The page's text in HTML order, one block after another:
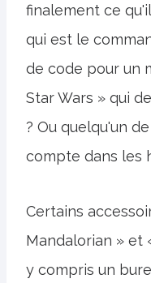
finalement ce
qui est le
de code pour un
Star Wars » qui
? Ou quelqu'un
compte dans les
Certains
Mandalorian » et
y compris un